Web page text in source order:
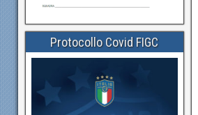
Protocollo Covid FIGC